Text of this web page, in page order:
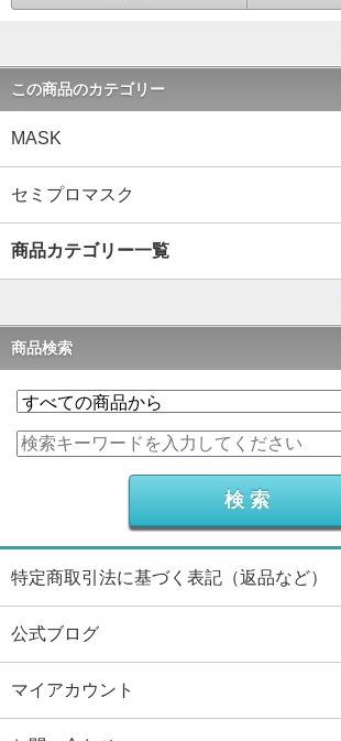
この商品のカテゴリー
MASK
セミプロマスク
商品カテゴリー一覧
商品検索
特定商取引法に基づく表記（返品など）
公式ブログ
マイアカウント